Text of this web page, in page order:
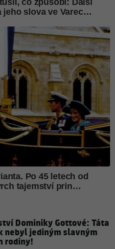
Dominiky Gottové: Táta
nebyl jediným slavným
rodiny!